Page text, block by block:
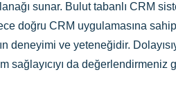
sunar. Bulut tabanlı CRM
doğru CRM uygulamasına
deneyimi ve yeteneğidir.
sağlayıcıyı da değerlendirmeniz